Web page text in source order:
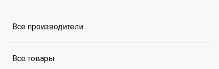
Все производители
Все товары